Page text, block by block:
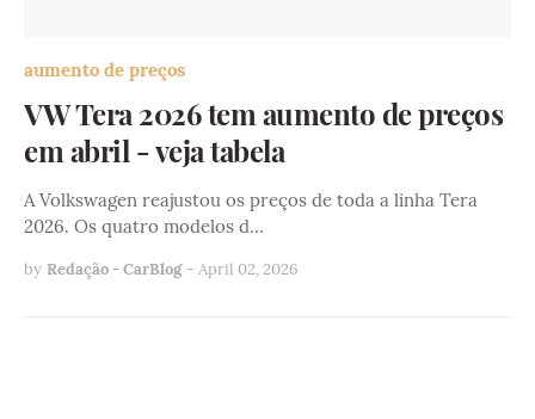
aumento de preços
VW Tera 2026 tem aumento de preços
em abril - veja tabela
A Volkswagen reajustou os preços de toda a linha Tera
2026. Os quatro modelos d…
by Redação - CarBlog - April 02, 2026